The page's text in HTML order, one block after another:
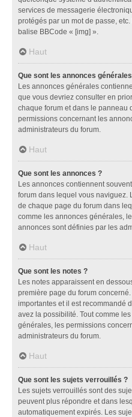
services de messagerie
protégés par un mot de passe,
balise BBCode « [img] ».
Haut
Que sont les annonces
Les annonces générales
que vous devriez consulter en
chaque forum et dans le panneau
permissions concernant les
administrateurs du forum.
Haut
Que sont les annonces ?
Les annonces contiennent
forum dans lequel vous naviguez.
de chaque page du forum dans
comme les annonces générales,
annonces sont définies par les
Haut
Que sont les notes ?
Les notes apparaissent en
première page du forum
importantes et il est recommandé
avez la possibilité. Tout comme
générales, les permissions
administrateurs du forum.
Haut
Que sont les sujets verrouillés ?
Les sujets verrouillés sont des
peuvent plus répondre et dans
automatiquement expirés. Les